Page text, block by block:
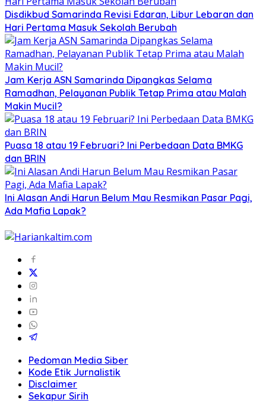
Disdikbud Samarinda Revisi Edaran, Libur Lebaran dan
Hari Pertama Masuk Sekolah Berubah
Jam Kerja ASN Samarinda Dipangkas Selama
Ramadhan, Pelayanan Publik Tetap Prima atau Malah
Makin Mucil?
Puasa 18 atau 19 Februari? Ini Perbedaan Data BMKG
dan BRIN
Ini Alasan Andi Harun Belum Mau Resmikan Pasar Pagi,
Ada Mafia Lapak?
Pedoman Media Siber
Kode Etik Jurnalistik
Disclaimer
Sekapur Sirih